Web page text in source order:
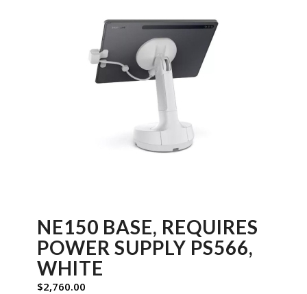
NE150 BASE, REQUIRES
POWER SUPPLY PS566,
WHITE
$2,760.00